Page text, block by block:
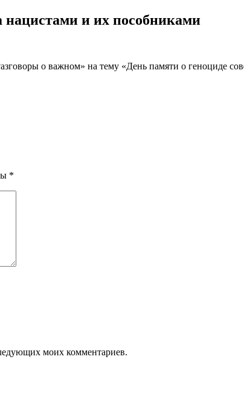
нацистами и их пособниками
о важном» на тему «День памяти о геноциде
*
моих комментариев.